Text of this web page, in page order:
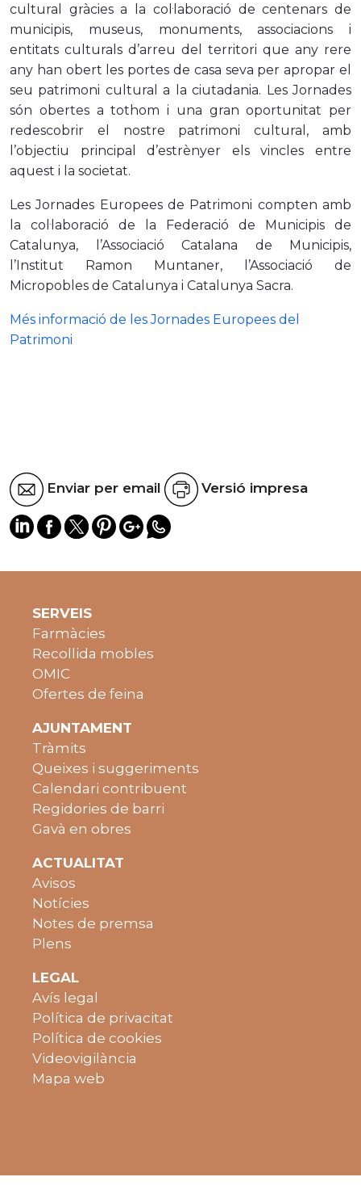
cultural gràcies a la col·laboració de centenars de
municipis, museus, monuments, associacions i
entitats culturals d’arreu del territori que any rere
any han obert les portes de casa seva per apropar el
seu patrimoni cultural a la ciutadania. Les Jornades
són obertes a tothom i una gran oportunitat per
redescobrir el nostre patrimoni cultural, amb
l’objectiu principal d’estrènyer els vincles entre
aquest i la societat.
Les Jornades Europees de Patrimoni compten amb
la col·laboració de la Federació de Municipis de
Catalunya, l’Associació Catalana de Municipis,
l’Institut Ramon Muntaner, l’Associació de
Micropobles de Catalunya i Catalunya Sacra.
Més informació de les Jornades Europees del
Patrimoni
Enviar per email Versió impresa
SERVEIS
Farmàcies
Recollida mobles
OMIC
Ofertes de feina
AJUNTAMENT
Tràmits
Queixes i suggeriments
Calendari contribuent
Regidories de barri
Gavà en obres
ACTUALITAT
Avisos
Notícies
Notes de premsa
Plens
LEGAL
Avís legal
Política de privacitat
Política de cookies
Videovigilància
Mapa web